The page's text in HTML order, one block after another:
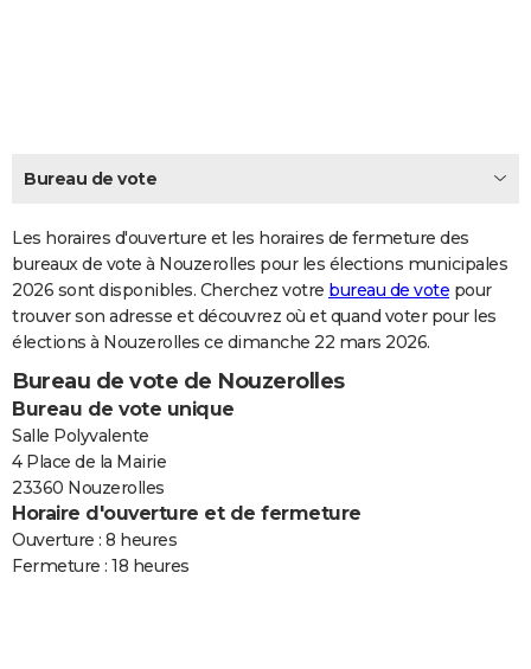
CARTE DE VOEUX
Dictionnaire
Biographies
Citations
Expressions
Proverbes
PROGRAMME TV
COPAINS D'AVANT
FORUM
Bricolage
Lifestyle
Culture
Sport
Auto
Television
Voyage
Cinema
Bureau de vote
Les horaires d'ouverture et les horaires de fermeture des
bureaux de vote à Nouzerolles pour les élections municipales
2026 sont disponibles. Cherchez votre bureau de vote pour
trouver son adresse et découvrez où et quand voter pour les
élections à Nouzerolles ce dimanche 22 mars 2026.
Bureau de vote de Nouzerolles
Bureau de vote unique
Salle Polyvalente
4 Place de la Mairie
23360 Nouzerolles
Horaire d'ouverture et de fermeture
Ouverture : 8 heures
Fermeture : 18 heures